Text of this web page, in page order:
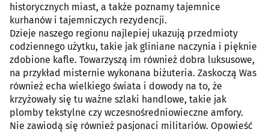
historycznych miast, a także poznamy tajemnice
kurhanów i tajemniczych rezydencji.
Dzieje naszego regionu najlepiej ukazują przedmioty
codziennego użytku, takie jak gliniane naczynia i pięknie
zdobione kafle. Towarzyszą im również dobra luksusowe,
na przykład misternie wykonana biżuteria. Zaskoczą Was
również echa wielkiego świata i dowody na to, że
krzyżowały się tu ważne szlaki handlowe, takie jak
plomby tekstylne czy wczesnośredniowieczne amfory.
Nie zawiodą się również pasjonaci militariów. Opowieść